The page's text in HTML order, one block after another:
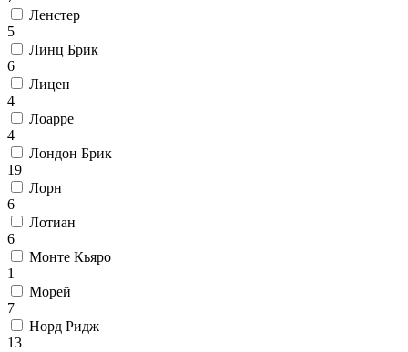
Ленстер
5
Линц Брик
6
Лицен
4
Лоарре
4
Лондон Брик
19
Лорн
6
Лотиан
6
Монте Кьяро
1
Морей
7
Норд Ридж
13